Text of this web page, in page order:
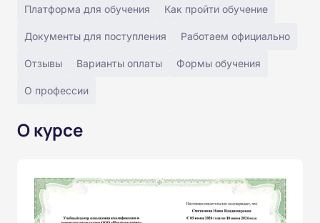
Платформа для обучения Как пройти обучение
Документы для поступления Работаем официально
Отзывы Варианты оплаты Формы обучения
О профессии
О курсе